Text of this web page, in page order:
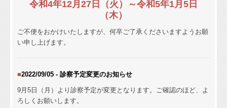
令和4年12月27日（火）～令和5年1月5日
（木）
ご不便をおかけいたしますが、何卒ご了承くださいますようお願
い申し上げます。
■2022/09/05 - 診察予定変更のお知らせ
9月5日（月）より診察予定が変更となります。ご確認のほど、よ
ろしくお願いします。